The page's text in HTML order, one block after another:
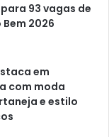
93 vagas de
2026
em
com moda
e estilo